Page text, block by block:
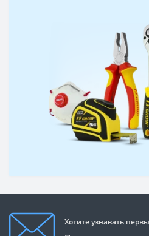
Хотите узнавать